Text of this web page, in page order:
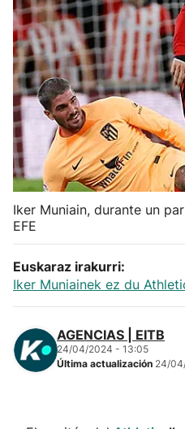
Ciclismo
Herri-kirolak
Balonmano
Kirolak 360
Atletismo
Carreras de montaña
Más deportes
Iker Muniain, durante un
EFE
Euskaraz irakurri:
Iker Muniainek ez du
AGENCIAS | EITB
24/04/2024 - 13:05
Última actualización 24/